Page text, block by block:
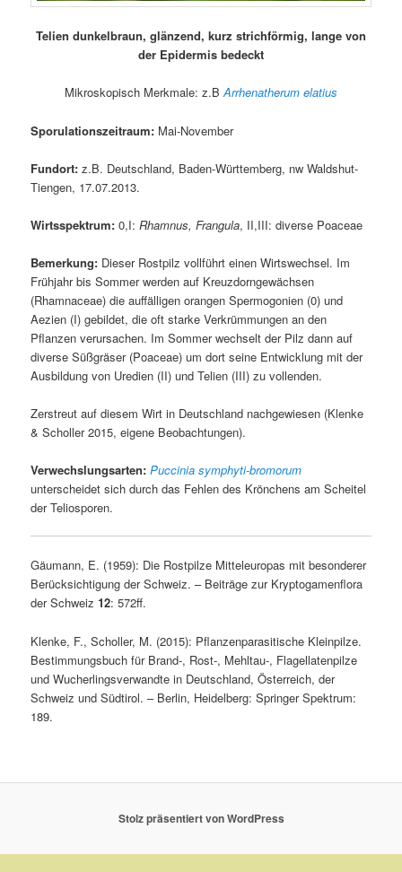
Telien dunkelbraun, glänzend, kurz strichförmig, lange von
der Epidermis bedeckt
Mikroskopisch Merkmale: z.BArrhenatherum elatius
Sporulationszeitraum: Mai-November
Fundort:z.B. Deutschland, Baden-Württemberg, nw Waldshut-
Tiengen, 17.07.2013.
Wirtsspektrum:0,I:Rhamnus, Frangula, II,III: diverse Poaceae
Bemerkung: Dieser Rostpilz vollführt einen Wirtswechsel. Im
Frühjahr bis Sommer werden auf Kreuzdorngewächsen
(Rhamnaceae) die auffälligen orangen Spermogonien (0) und
Aezien (I) gebildet, die oft starke Verkrümmungen an den
Pflanzen verursachen. Im Sommer wechselt der Pilz dann auf
diverse Süßgräser (Poaceae) um dort seine Entwicklung mit der
Ausbildung von Uredien (II) und Telien (III) zu vollenden.
Zerstreut auf diesem Wirt in Deutschland nachgewiesen (Klenke
& Scholler 2015, eigene Beobachtungen).
Verwechslungsarten: Puccinia symphyti-bromorum
unterscheidet sich durch das Fehlen des Krönchens am Scheitel
der Teliosporen.
Gäumann, E. (1959): Die Rostpilze Mitteleuropas mit besonderer
Berücksichtigung der Schweiz. – Beiträge zur Kryptogamenflora
der Schweiz12: 572ff.
Klenke, F., Scholler, M. (2015): Pflanzenparasitische Kleinpilze.
Bestimmungsbuch für Brand-, Rost-, Mehltau-, Flagellatenpilze
und Wucherlingsverwandte in Deutschland, Österreich, der
Schweiz und Südtirol. – Berlin, Heidelberg: Springer Spektrum:
189.
Stolz präsentiert von WordPress